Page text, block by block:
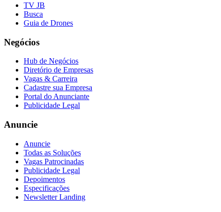
TV JB
Busca
Guia de Drones
Negócios
Hub de Negócios
Diretório de Empresas
Vagas & Carreira
Cadastre sua Empresa
Portal do Anunciante
Publicidade Legal
Anuncie
Anuncie
Todas as Soluções
Vagas Patrocinadas
Publicidade Legal
Depoimentos
Especificações
Newsletter Landing